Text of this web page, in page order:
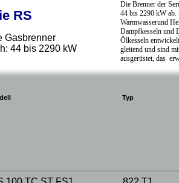
RS
Gasbrenner
44 bis 2290 kW
Typ